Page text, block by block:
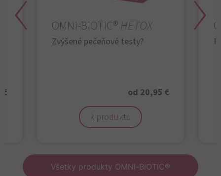
€
OMNi-BiOTiC®HETOX
Zvýšené pečeňové testy?
od 20,95 €
k produktu
Všetky produkty OMNi-BiOTiC®